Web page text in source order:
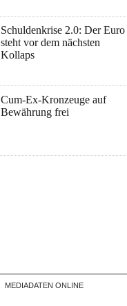
Schuldenkrise 2.0: Der Euro
steht vor dem nächsten
Kollaps
Cum-Ex-Kronzeuge auf
Bewährung frei
MEDIADATEN ONLINE